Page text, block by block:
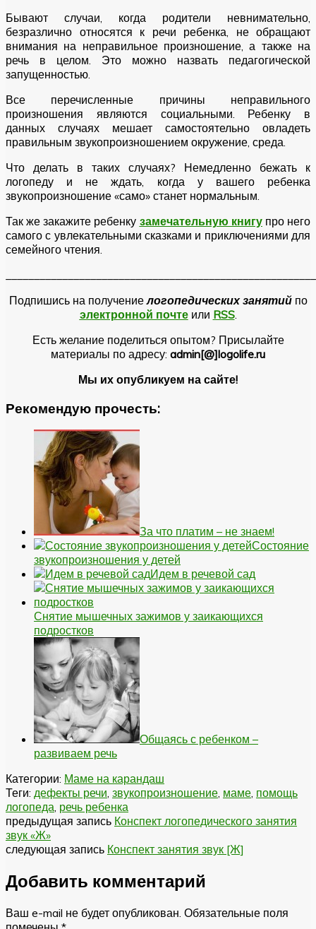
Бывают случаи, когда родители невнимательно,
безразлично относятся к речи ребенка, не обращают
внимания на неправильное произношение, а также на
речь в целом. Это можно назвать педагогической
запущенностью.
Все перечисленные причины неправильного
произношения являются социальными. Ребенку в
данных случаях мешает самостоятельно овладеть
правильным звукопроизношением окружение, среда.
Что делать в таких случаях? Немедленно бежать к
логопеду и не ждать, когда у вашего ребенка
звукопроизношение «само» станет нормальным.
Так же закажите ребенку замечательную книгупро него
самого с увлекательными сказками и приключениями для
семейного чтения.
Подпишись на получениелогопедических занятийпо
электронной почтеили RSS.
Есть желание поделиться опытом? Присылайте
материалы по адресу: admin[@]logolife.ru
Мы их опубликуем на сайте!
Рекомендую прочесть:
За что платим – не знаем!
Состояние
звукопроизношения у детей
Идем в речевой сад
Снятие мышечных зажимов у заикающихся
подростков
Общаясь с ребенком –
развиваем речь
Категории: Маме на карандаш
Теги: дефекты речи, звукопроизношение, маме, помощь
логопеда, речь ребенка
предыдущая запись Конспект логопедического занятия
звук «Ж»
следующая запись Конспект занятия звук [Ж]
Добавить комментарий
Ваш e-mail не будет опубликован. Обязательные поля